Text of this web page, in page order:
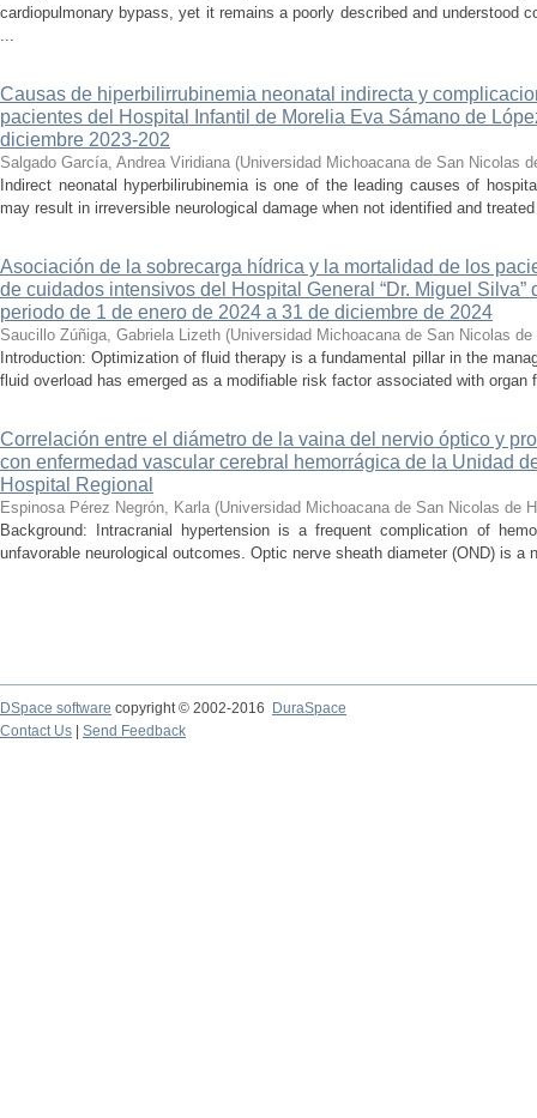
cardiopulmonary bypass, yet it remains a poorly described and understood
...
Causas de hiperbilirrubinemia neonatal indirecta y
pacientes del Hospital Infantil de Morelia Eva Sámano de
diciembre 2023-202
Salgado García, Andrea Viridiana (Universidad Michoacana de San Nicolas
Indirect neonatal hyperbilirubinemia is one of the leading causes of
may result in irreversible neurological damage when not identified and
Asociación de la sobrecarga hídrica y la mortalidad de los
de cuidados intensivos del Hospital General “Dr. Miguel
periodo de 1 de enero de 2024 a 31 de diciembre de 2024
Saucillo Zúñiga, Gabriela Lizeth (Universidad Michoacana de San Nicolas de
Introduction: Optimization of fluid therapy is a fundamental pillar in the
fluid overload has emerged as a modifiable risk factor associated with organ
Correlación entre el diámetro de la vaina del nervio óptico y
con enfermedad vascular cerebral hemorrágica de la Unidad
Hospital Regional
Espinosa Pérez Negrón, Karla (Universidad Michoacana de San Nicolas de
Background: Intracranial hypertension is a frequent complication of
unfavorable neurological outcomes. Optic nerve sheath diameter (OND) is a
DSpace software copyright © 2002-2016
DuraSpace
Contact Us
Send Feedback